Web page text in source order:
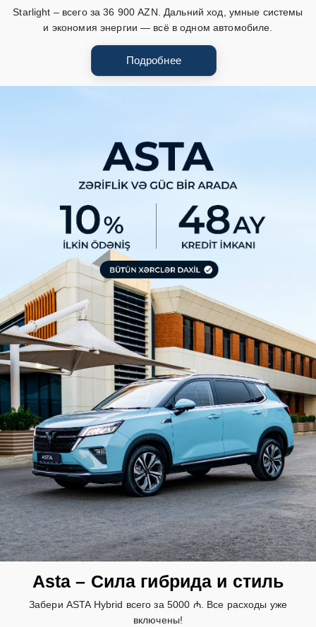
Starlight – всего за 36 900 AZN. Дальний ход, умные системы
и экономия энергии — всё в одном автомобиле.
Подробнее
Asta – Сила гибрида и стиль
Забери ASTA Hybrid всего за 5000 ₼. Все расходы уже
включены!